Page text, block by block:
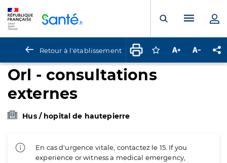
Ouvrir laMenu
Retour à l'établissement Connectez-vous
Augmenter la
Orl - consultations
externes
Hus / hopital de hautepierre
En cas d'urgence vitale, contactez le 15. If you
experience or witness a medical emergency,